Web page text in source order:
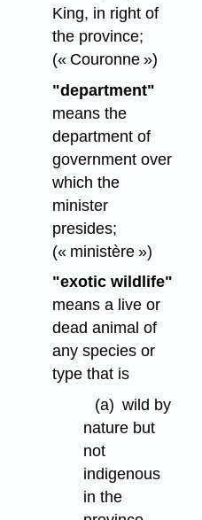
King, in right of
the province;
(« Couronne »)
"department"
means the
department of
government over
which the
minister
presides;
(« ministère »)
"exotic wildlife"
means a live or
dead animal of
any species or
type that is
(a) wild by
nature but
not
indigenous
in the